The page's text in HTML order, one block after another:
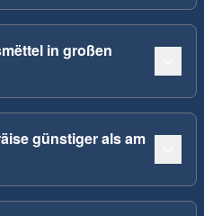
in großen
günstiger als am